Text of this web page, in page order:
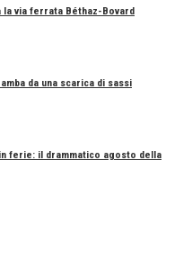
via ferrata Béthaz-Bovard
da una scarica di sassi
ferie: il drammatico agosto della